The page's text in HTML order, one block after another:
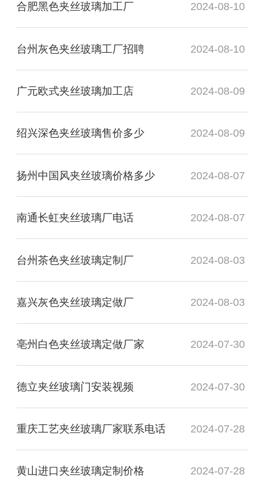
合肥黑色夹丝玻璃加工厂 2024-08-10
台州灰色夹丝玻璃工厂招聘 2024-08-10
广元欧式夹丝玻璃加工店 2024-08-09
绍兴深色夹丝玻璃售价多少 2024-08-09
扬州中国风夹丝玻璃价格多少 2024-08-07
南通长虹夹丝玻璃厂电话 2024-08-07
台州茶色夹丝玻璃定制厂 2024-08-03
嘉兴灰色夹丝玻璃定做厂 2024-08-03
亳州白色夹丝玻璃定做厂家 2024-07-30
德立夹丝玻璃门安装视频 2024-07-30
重庆工艺夹丝玻璃厂家联系电话 2024-07-28
黄山进口夹丝玻璃定制价格 2024-07-28